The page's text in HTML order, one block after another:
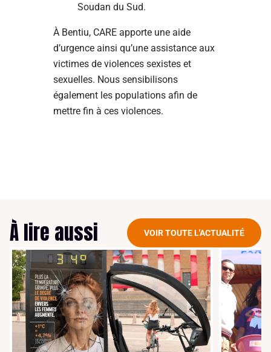
Soudan du Sud.
À Bentiu, CARE apporte une aide
d’urgence ainsi qu’une assistance aux
victimes de violences sexistes et
sexuelles. Nous sensibilisons
également les populations afin de
mettre fin à ces violences.
À lire aussi VOIR TOUTE L'ACTUALITÉ